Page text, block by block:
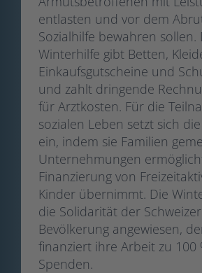
entlasten und vor dem
Sozialhilfe bewahren sollen.
Winterhilfe gibt Betten,
Einkaufsgutscheine und
und zahlt dringende
für Arztkosten. Für die
sozialen Leben setzt sich
ein, indem sie Familien
Unternehmungen
Finanzierung von
Kinder übernimmt. Die
die Solidarität der Schweizer
Bevölkerung angewiesen,
finanziert ihre Arbeit zu 100
Spenden.